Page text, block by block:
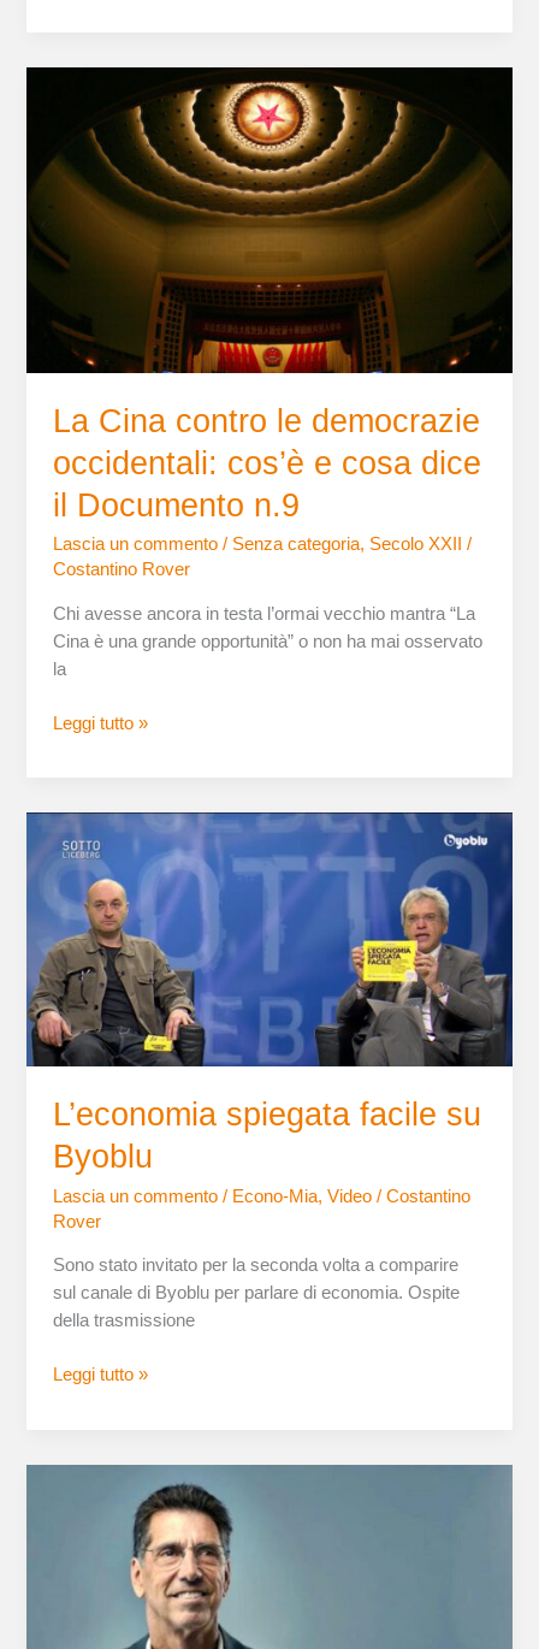
La Cina contro le democrazie
occidentali: cos’è e cosa dice
il Documento n.9
Lascia un commento / Senza categoria, Secolo XXII
/
Costantino Rover
Chi avesse ancora in testa l’ormai vecchio mantra “La
Cina è una grande opportunità” o non ha mai osservato
la
contro
le
democrazie
occidentali:
cos’è
dice
n.9
Leggi tutto »
L’economia spiegata facile su
Byoblu
Lascia un commento / Econo-Mia,Video /Costantino
Rover
Sono stato invitato per la seconda volta a comparire
sul canale di Byoblu per parlare di economia. Ospite
della trasmissione
L’economia
spiegata
facile
su
Byoblu
Leggi tutto »